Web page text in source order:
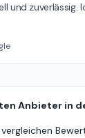
und zuverlässig.
Anbieter in